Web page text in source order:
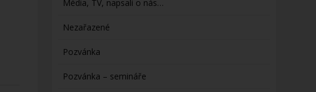
Média, TV, napsali o nás…
Nezařazené
Pozvánka
Pozvánka – semináře